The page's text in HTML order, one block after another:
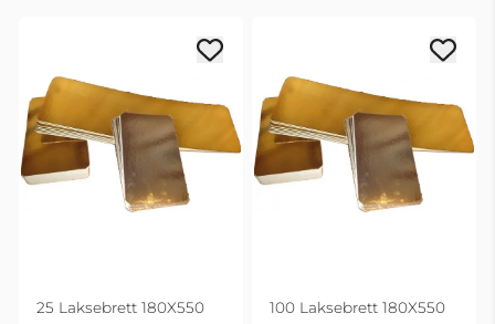
25 Laksebrett 180X550
100 Laksebrett 180X550